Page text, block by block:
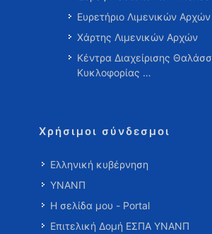
Ευρετήριο Λιμενικών Αρχών
Χάρτης Λιμενικών Αρχών
Κέντρα Διαχείρισης
Κυκλοφορίας …
Χρήσιμοι σύνδεσμοι
Ελληνική κυβέρνηση
ΥΝΑΝΠ
Η σελίδα μου - Portal
Επιτελική Δομή ΕΣΠΑ ΥΝΑΝΠ